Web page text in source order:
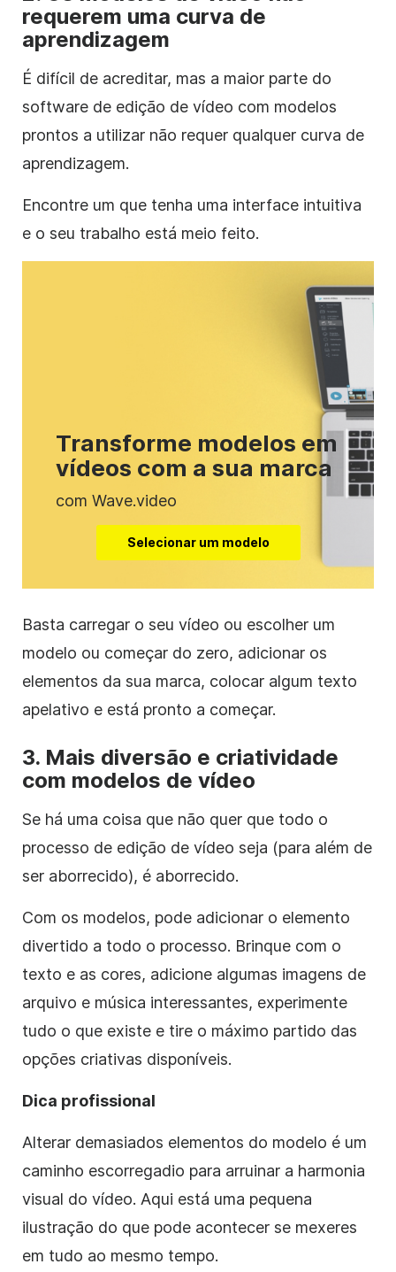
requerem uma curva de
aprendizagem
É difícil de acreditar, mas a maior parte do
software de edição de vídeo com modelos
prontos a utilizar não requer qualquer curva de
aprendizagem.
Encontre um que tenha uma interface intuitiva
e o seu trabalho está meio feito.
Transforme modelos em
vídeos com a sua marca
com Wave.video
Selecionar um modelo
Basta carregar o seu vídeo ou escolher um
modelo ou começar do zero, adicionar os
elementos da sua marca, colocar algum texto
apelativo e está pronto a começar.
3. Mais diversão e criatividade
com modelos de vídeo
Se há uma coisa que não quer que todo o
processo de edição de vídeo seja (para além de
ser aborrecido), é aborrecido.
Com os modelos, pode adicionar o elemento
divertido a todo o processo. Brinque com o
texto e as cores, adicione algumas imagens de
arquivo e música interessantes, experimente
tudo o que existe e tire o máximo partido das
opções criativas disponíveis.
Dica profissional
Alterar demasiados elementos do modelo é um
caminho escorregadio para arruinar a harmonia
visual do vídeo. Aqui está uma pequena
ilustração do que pode acontecer se mexeres
em tudo ao mesmo tempo.